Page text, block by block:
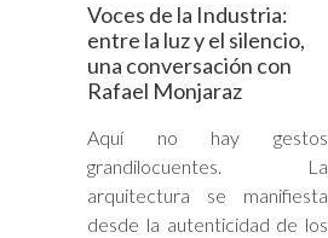
Voces de la Industria:
entre la luz y el silencio,
una conversación con
Rafael Monjaraz
Aquí no hay gestos
grandilocuentes. La
arquitectura se manifiesta
desde la autenticidad de los